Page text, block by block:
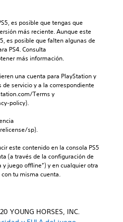
es posible que tengas que
más reciente. Aunque este
es posible que falten algunas de
PS4. Consulta
más información.
una cuenta para PlayStation y
servicio y a la correspondiente
Terms y
policy).
sp).
este contenido en la consola PS5
(a través de la configuración de
y juego offline”) y en cualquier otra
tu misma cuenta.
YOUNG HORSES, INC.